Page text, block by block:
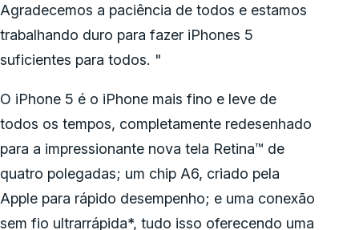
Agradecemos a paciência de todos e estamos
trabalhando duro para fazer iPhones 5
suficientes para todos. "
O iPhone 5 é o iPhone mais fino e leve de
todos os tempos, completamente redesenhado
para a impressionante nova tela Retina™ de
quatro polegadas; um chip A6, criado pela
Apple para rápido desempenho; e uma conexão
sem fio ultrarrápida*, tudo isso oferecendo uma